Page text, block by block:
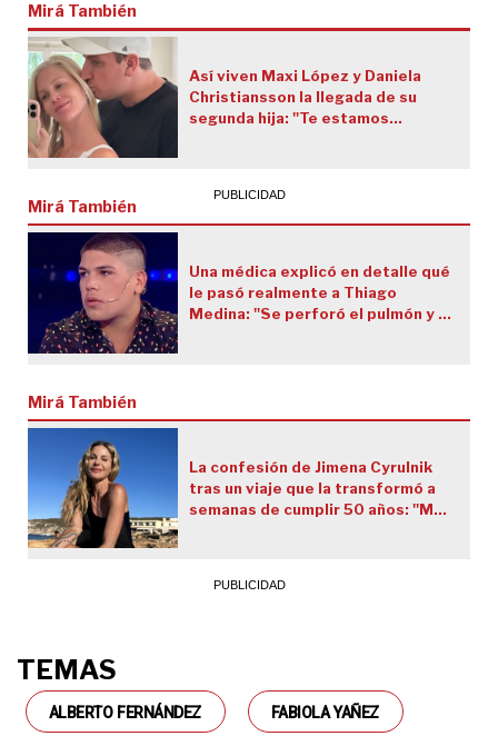
Mirá También
Así viven Maxi López y Daniela
Christiansson la llegada de su
segunda hija: "Te estamos
Mirá También
Una médica explicó en detalle qué
le pasó realmente a Thiago
Medina: "Se perforó el pulmón y la
Mirá También
La confesión de Jimena Cyrulnik
tras un viaje que la transformó a
semanas de cumplir 50 años: "Me
TEMAS
ALBERTO FERNÁNDEZ FABIOLA YAÑEZ